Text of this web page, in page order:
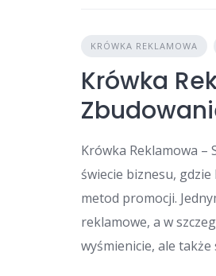
KRÓWKA REKLAMOWA
Krówka
Krówka Reklamowa –
świecie biznesu,
metod promocji.
reklamowe, a w
wyśmienicie, ale